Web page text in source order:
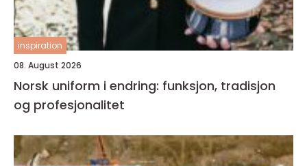
inspiration
08. August 2026
Norsk uniform i endring: funksjon, tradisjon
og profesjonalitet